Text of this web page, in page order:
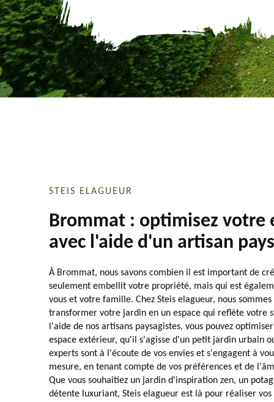
STEIS ELAGUEUR
Brommat : optimisez votre
avec l'aide d'un artisan
À Brommat, nous savons combien il est important de
seulement embellit votre propriété, mais qui est
vous et votre famille. Chez Steis elagueur, nous
transformer votre jardin en un espace qui reflète votre
l'aide de nos artisans paysagistes, vous pouvez
espace extérieur, qu'il s'agisse d'un petit jardin urbain
experts sont à l'écoute de vos envies et s'engagent à
mesure, en tenant compte de vos préférences et de
Que vous souhaitiez un jardin d'inspiration zen, un
détente luxuriant, Steis elagueur est là pour réaliser vos